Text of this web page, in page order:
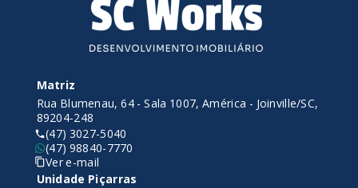
Matriz
Rua Blumenau, 64 - Sala 1007, América - Joinville/SC,
89204-248
(47) 3027-5040
(47) 98840-7770
Ver e-mail
Unidade Piçarras